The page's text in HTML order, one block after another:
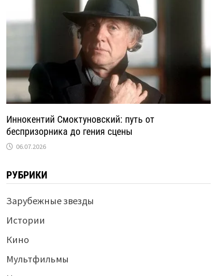
Иннокентий Смоктуновский: путь от
беспризорника до гения сцены
06.07.2026
РУБРИКИ
Зарубежные звезды
Истории
Кино
Мультфильмы